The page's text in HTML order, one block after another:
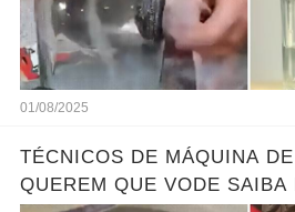
01/08/2025
TÉCNICOS DE MÁQUINA
QUEREM QUE VODE SAIBA